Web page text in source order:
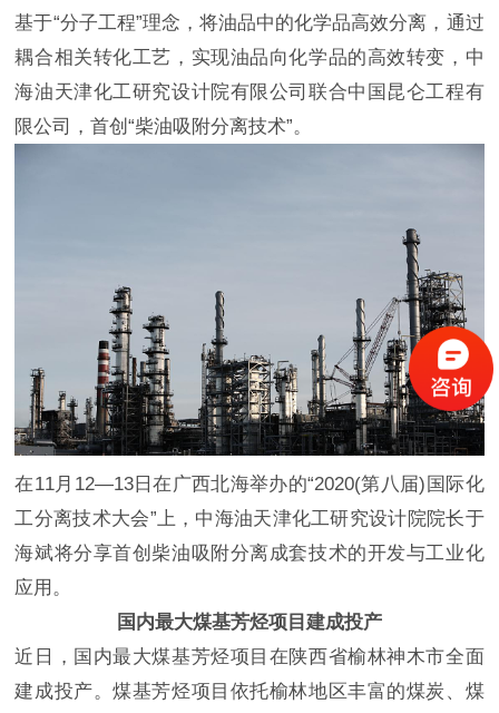
基于“分子工程”理念，将油品中的化学品高效分离，通过
耦合相关转化工艺，实现油品向化学品的高效转变，中
海油天津化工研究设计院有限公司联合中国昆仑工程有
限公司，首创“柴油吸附分离技术”。
在11月12—13日在广西北海举办的“2020(第八届)国际化
工分离技术大会”上，中海油天津化工研究设计院院长于
海斌将分享首创柴油吸附分离成套技术的开发与工业化
应用。
国内最大煤基芳烃项目建成投产
近日，国内最大煤基芳烃项目在陕西省榆林神木市全面
建成投产。煤基芳烃项目依托榆林地区丰富的煤炭、煤